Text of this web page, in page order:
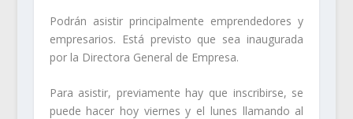
Podrán asistir principalmente emprendedores y
empresarios. Está previsto que sea inaugurada
por la Directora General de Empresa.
Para asistir, previamente hay que inscribirse, se
puede hacer hoy viernes y el lunes llamando al